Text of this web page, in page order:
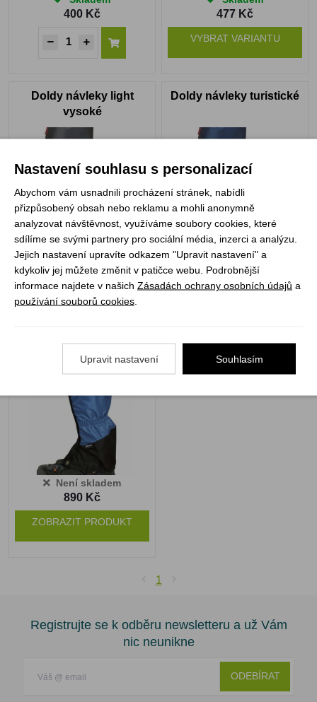
400 Kč 477 Kč
VYBRAT VARIANTU
Doldy návleky light
vysoké
Skladem
420 Kč
Doldy návleky turistické
Skladem
660 Kč
LUX
Není skladem
890 Kč
ZOBRAZIT PRODUKT
1
Registrujte se k odběru newsletteru a už Vám
nic neunikne
ODEBÍRAT
Nastavení souhlasu s personalizací
Abychom vám usnadnili procházení stránek, nabídli
přizpůsobený obsah nebo reklamu a mohli anonymně
analyzovat návštěvnost, využíváme soubory cookies, které
sdílíme se svými partnery pro sociální média, inzerci a analýzu.
Jejich nastavení upravíte odkazem "Upravit nastavení" a
kdykoliv jej můžete změnit v patičce webu. Podrobnější
informace najdete v našich Zásadách ochrany osobních údajů a
používání souborů cookies
Upravit nastavení Souhlasím